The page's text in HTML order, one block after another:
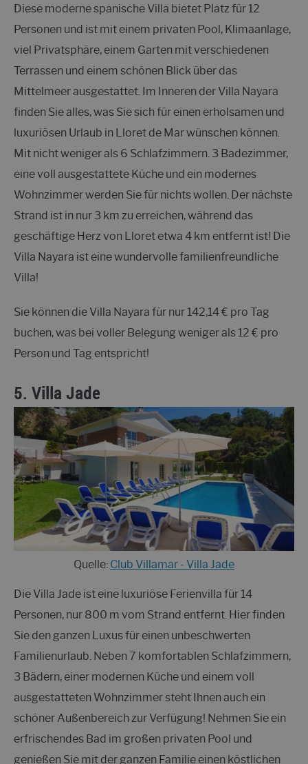
Diese moderne spanische Villa bietet Platz für 12
Personen und ist mit einem privaten Pool, Klimaanlage,
viel Privatsphäre, einem Garten mit verschiedenen
Terrassen und einem schönen Blick über das
Mittelmeer ausgestattet. Im Inneren der Villa Nayara
finden Sie alles, was Sie sich für einen erholsamen und
luxuriösen Urlaub in Lloret de Mar wünschen können.
Mit nicht weniger als 6 Schlafzimmern. 3 Badezimmer,
eine voll ausgestattete Küche und ein modernes
Wohnzimmer werden Sie für nichts wollen. Der nächste
Strand ist in nur 3 km zu erreichen, während das
geschäftige Herz von Lloret etwa 4 km entfernt ist! Die
Villa Nayara ist eine wundervolle familienfreundliche
Villa!
Sie können die Villa Nayara für nur 142,14 € pro Tag
buchen, was bei voller Belegung weniger als 12 € pro
Person und Tag entspricht!
5. Villa Jade
Quelle: Club Villamar - Villa Jade
Die Villa Jade ist eine luxuriöse Ferienvilla für 14
Personen, nur 800 m vom Strand entfernt. Hier finden
Sie den ganzen Luxus für einen unbeschwerten
Familienurlaub. Neben 7 komfortablen Schlafzimmern,
3 Bädern, einer modernen Küche und einem voll
ausgestatteten Wohnzimmer steht Ihnen auch ein
schöner Außenbereich zur Verfügung! Nehmen Sie ein
erfrischendes Bad im großen privaten Pool und
genießen Sie mit der ganzen Familie einen köstlichen